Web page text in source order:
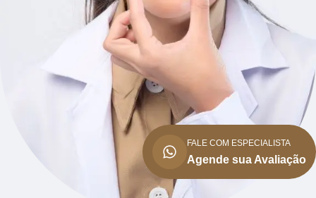
FALE COM ESPECIALISTA
Agende sua Avaliação